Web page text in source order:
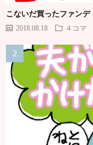
こないだ買ったファンデ
2018.08.18 ４コマ